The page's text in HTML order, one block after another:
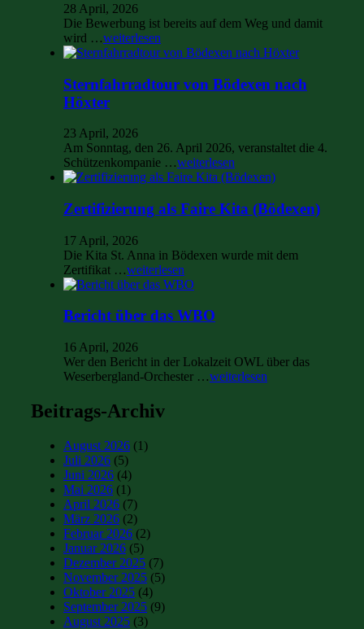
28 April, 2026
Die Bewerbung ist bereits auf dem Weg und damit
wird …weiterlesen
Sternfahrradtour von Bödexen nach
Höxter
23 April, 2026
Am Sonntag, den 26. April 2026, veranstaltet die 4.
Schützenkompanie …weiterlesen
Zertifizierung als Faire Kita (Bödexen)
17 April, 2026
Die Kita St. Anna in Bödexen wurde mit dem
Zertifikat …weiterlesen
Bericht über das WBO
16 April, 2026
Wer den Bericht in der Lokalzeit OWL über das
Weserbergland-Orchester …weiterlesen
Beitrags-Archiv
August 2026 (1)
Juli 2026 (5)
Juni 2026 (4)
Mai 2026 (1)
April 2026 (7)
März 2026 (2)
Februar 2026 (2)
Januar 2026 (5)
Dezember 2025 (7)
November 2025 (5)
Oktober 2025 (4)
September 2025 (9)
August 2025 (3)